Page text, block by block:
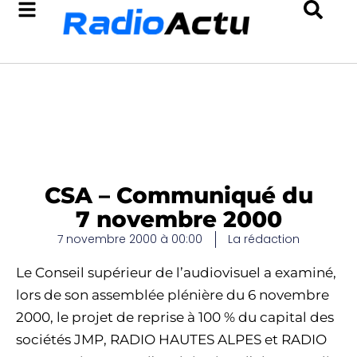
CSA – Communiqué du
7 novembre 2000
7 novembre 2000 à 00:00 La rédaction
Le Conseil supérieur de l’audiovisuel a examiné,
lors de son assemblée plénière du 6 novembre
2000, le projet de reprise à 100 % du capital des
sociétés JMP, RADIO HAUTES ALPES et RADIO